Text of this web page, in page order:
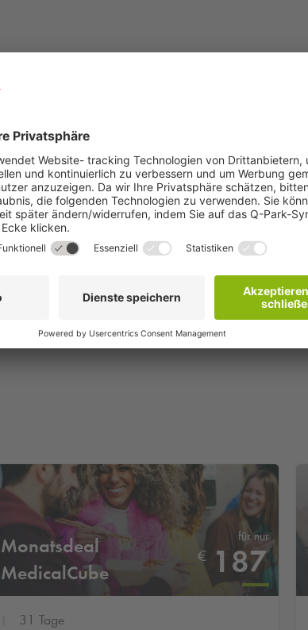
Schritt 2
Buchungsbestätigung per E-Mail mit weiteren
Details.
Monatsdeal
MedicalCube
Rosenheim
für nur
€ 187
31 Tage